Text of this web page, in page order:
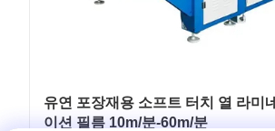
유연 포장재용 소프트 터치 열 라미네
이션 필름 10m/분-60m/분